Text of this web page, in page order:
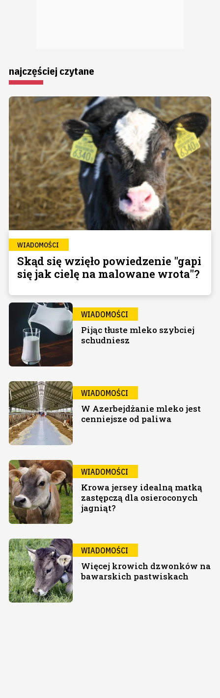
najczęściej czytane
WIADOMOŚCI
Skąd się wzięło powiedzenie "gapi
się jak cielę na malowane wrota"?
WIADOMOŚCI
Pijąc tłuste mleko szybciej
schudniesz
WIADOMOŚCI
W Azerbejdżanie mleko jest
cenniejsze od paliwa
WIADOMOŚCI
Krowa jersey idealną matką
zastępczą dla osieroconych
jagniąt?
WIADOMOŚCI
Więcej krowich dzwonków na
bawarskich pastwiskach